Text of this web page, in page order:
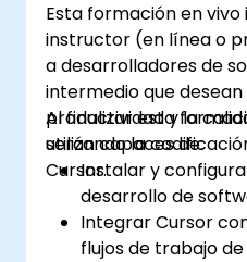
Esta formación en
instructor (en línea o
a desarrolladores de
intermedio que
productividad y la
utilizando la
Cursor.
Al finalizar esta
serán capaces de:
Instalar y
desarrollo de
Integrar Cursor
flujos de trabajo